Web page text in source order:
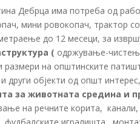
Дебрца има потреба од
мини ровокопач, трактор
до 12 месеци, за
( одржување-
размери на општинските
други објекти од општ
за животната средина и
на речните корита, канали,